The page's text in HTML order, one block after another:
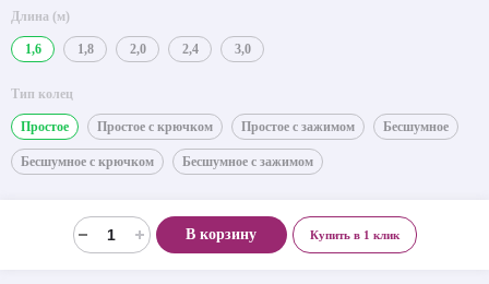
Длина (м)
1,6 1,8 2,0 2,4 3,0
Тип колец
Простое Простое с крючком Простое с зажимом Бесшумное
Бесшумное с крючком Бесшумное с зажимом
В корзину Купить в 1 клик